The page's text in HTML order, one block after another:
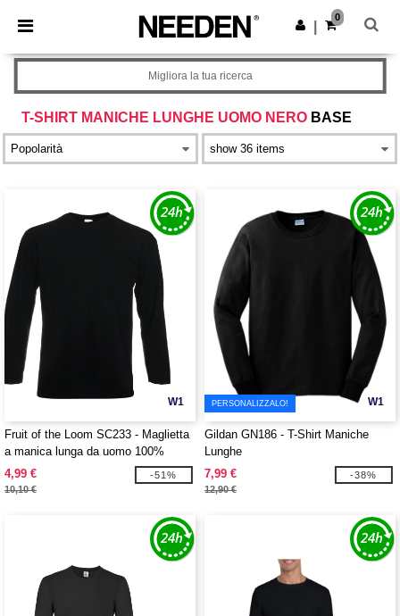
× App Needen
Prezzi migliori sull'app!
Scarica app
0
T-SHIRT MANICHE LUNGHE UOMO NERO BASE
Migliora la tua ricerca
W1
Fruit of the Loom SC233 - Maglietta
a manica lunga da uomo 100%
cotone
4,99 €
10,10 €
-51%
W1
PERSONALIZZALO!
Gildan GN186 - T-Shirt Maniche
Lunghe
7,99 €
12,90 €
-38%